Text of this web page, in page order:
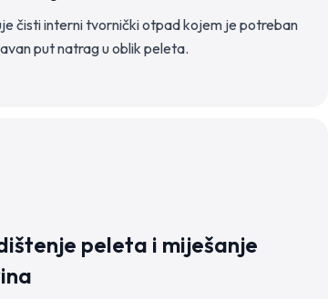
čisti interni tvornički otpad kojem je potreban
put natrag u oblik peleta.
peleta i miješanje